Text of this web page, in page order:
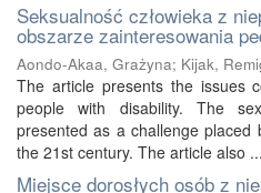
Seksualność człowieka z
obszarze zainteresowania
Aondo-Akaa, Grażyna; Kijak,
The article presents the issues
people with disability. The
presented as a challenge
the 21st century. The article also ...
Miejsce dorosłych osób z